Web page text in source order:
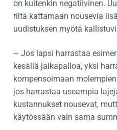
on kuitenkin negatiivinen.
riitä kattamaan nousevia
uudistuksen myötä
– Jos lapsi harrastaa
kesällä jalkapalloa, yksi
kompensoimaan
jos harrastaa useampia
kustannukset nousevat,
käytössään vain sama